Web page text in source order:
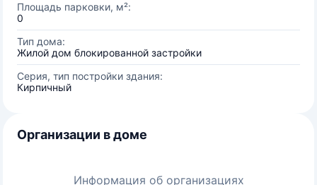
Площадь парковки, м²:
0
Тип дома:
Жилой дом блокированной застройки
Серия, тип постройки здания:
Кирпичный
Организации в доме
Информация об организациях